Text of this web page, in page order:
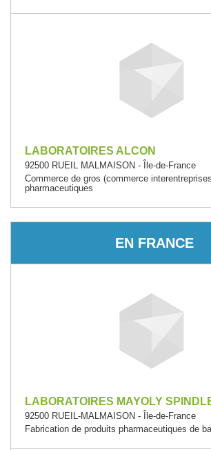
LABORATOIRES ALCON
92500 RUEIL MALMAISON - Île-de-France
Commerce de gros (commerce
pharmaceutiques
EN FRANCE
LABORATOIRES MAYOLY
92500 RUEIL-MALMAISON - Île-de-France
Fabrication de produits pharmaceutiques de